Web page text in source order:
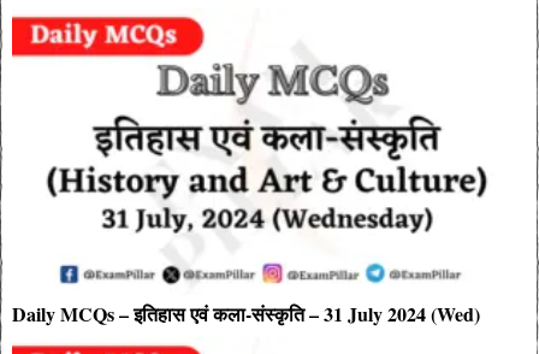
Daily MCQs – इतिहास एवं कला-संस्कृति – 31 July 2024 (Wed)